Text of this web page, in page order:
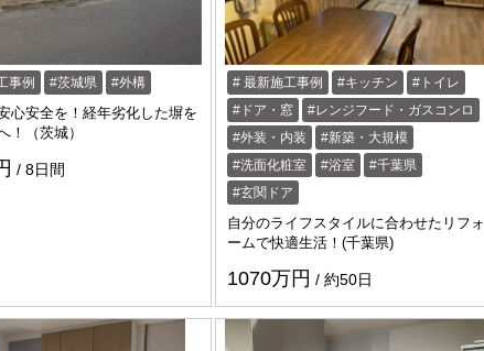
事例 茨城県 外構
心安全を！経年劣化した塀を
！（茨城）
8日間
最新施工事例 キッチン
トイレ
ドア・窓
レンジフード・ガスコンロ
外装・内装
新築・大規模
洗面化粧室
浴室
千葉県
玄関ドア
自分のライフスタイルに合わせたリフォ
ームで快適生活！(千葉県)
1070万円 約50日